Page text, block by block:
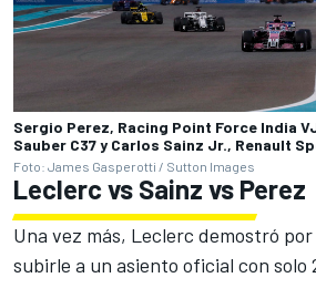
Sergio Perez, Racing Point Force India
Sauber C37 y Carlos Sainz Jr., Renault
Foto: James Gasperotti / Sutton Images
Leclerc vs Sainz vs Perez
Una vez más, Leclerc demostró
subirle a un asiento oficial con solo